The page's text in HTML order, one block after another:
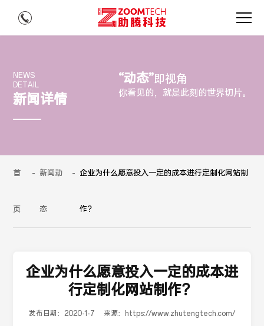
NEWS
DETAIL
新闻详情
“动态”即视角
你看见的，就是此刻的世界切片。
首
页
- 新闻动
态
- 企业为什么愿意投入一定的成本进行定制化网站制
作？
企业为什么愿意投入一定的成本进
行定制化网站制作？
发布日期： 2020-1-7 来源： https://www.zhutengtech.com/